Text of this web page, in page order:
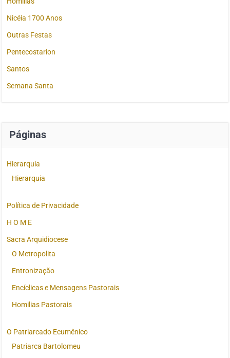
Nicéia 1700 Anos
Outras Festas
Pentecostarion
Santos
Semana Santa
Páginas
Hierarquia
Hierarquia
Política de Privacidade
H O M E
Sacra Arquidiocese
O Metropolita
Entronização
Encíclicas e Mensagens Pastorais
Homilias Pastorais
O Patriarcado Ecumênico
Patriarca Bartolomeu